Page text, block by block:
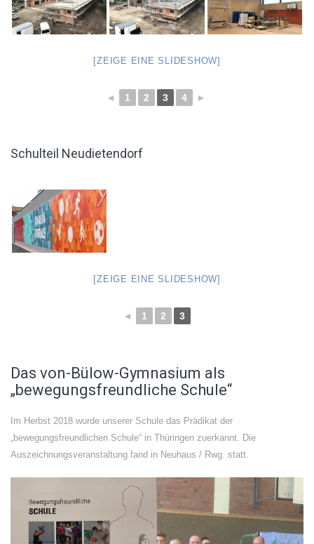
[ZEIGE EINE SLIDESHOW]
◄ 1 2 3 4 ►
Schulteil Neudietendorf
[ZEIGE EINE SLIDESHOW]
◄ 1 2 3
Das von-Bülow-Gymnasium als
„bewegungsfreundliche Schule“
Im Herbst 2018 wurde unserer Schule das Prädikat der
„bewegungsfreundlichen Schule“ in Thüringen zuerkannt. Die
Auszeichnungsveranstaltung fand in Neuhaus / Rwg. statt.